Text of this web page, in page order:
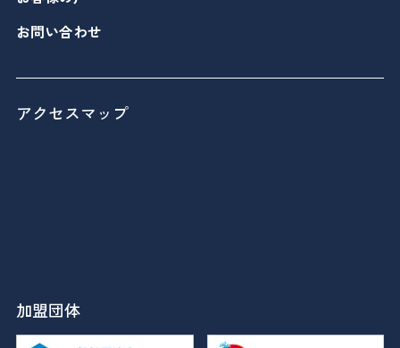
お問い合わせ
アクセスマップ
加盟団体